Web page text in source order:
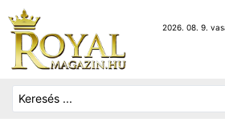
2026. 08. 9.